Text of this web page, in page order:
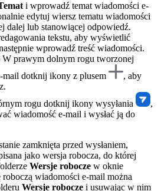
i wprowadź temat wiadomości e-
edytuj wiersz tematu wiadomości
dalej lub stanowiącej odpowiedź.
tekstu, aby wyświetlić
wprowadź treść wiadomości.
prawym dolnym rogu tworzonej
mail dotknij ikony z plusem
, aby
rogu dotknij ikony wysyłania
,
wiadomość e-mail i wysłać ją do
zamknięta przed wysłaniem,
jako wersja robocza, do której
Wersje robocze w oknie
wiadomości e-mail można
Wersje robocze i usuwając w nim